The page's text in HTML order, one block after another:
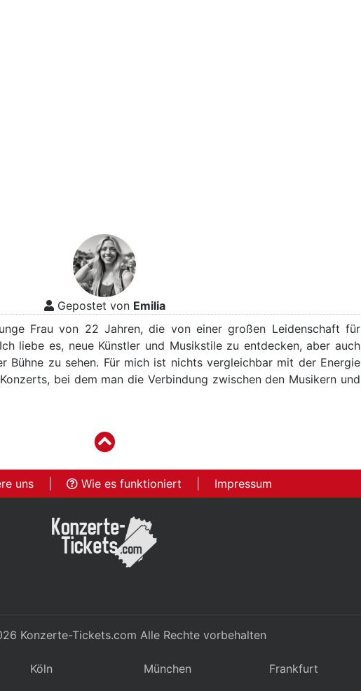
Gepostet von Emilia
Frau von 22 Jahren, die von einer großen Leidenschaft für
liebe es, neue Künstler und Musikstile zu entdecken, aber auch
Bühne zu sehen. Für mich ist nichts vergleichbar mit der Energie
bei dem man die Verbindung zwischen den Musikern und
uns Wie es funktioniert Impressum
Konzerte-Tickets.com Alle Rechte vorbehalten
Köln München Frankfurt